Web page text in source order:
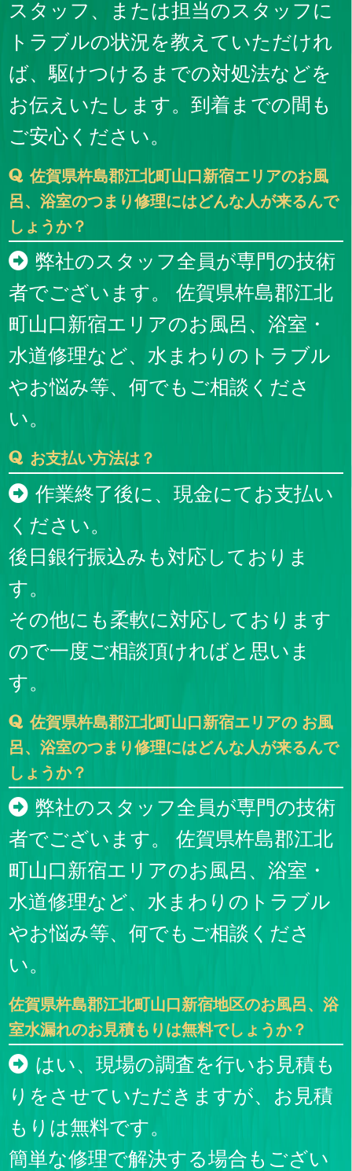
スタッフ、または担当のスタッフに
トラブルの状況を教えていただけれ
ば、駆けつけるまでの対処法などを
お伝えいたします。到着までの間も
ご安心ください。
佐賀県杵島郡江北町山口新宿エリアのお風
呂、浴室のつまり修理にはどんな人が来るんで
しょうか？
弊社のスタッフ全員が専門の技術
者でございます。 佐賀県杵島郡江北
町山口新宿エリアのお風呂、浴室・
水道修理など、水まわりのトラブル
やお悩み等、何でもご相談くださ
い。
お支払い方法は？
作業終了後に、現金にてお支払い
ください。
後日銀行振込みも対応しておりま
す。
その他にも柔軟に対応しております
ので一度ご相談頂ければと思いま
す。
佐賀県杵島郡江北町山口新宿エリアの お風
呂、浴室のつまり修理にはどんな人が来るんで
しょうか？
弊社のスタッフ全員が専門の技術
者でございます。 佐賀県杵島郡江北
町山口新宿エリアのお風呂、浴室・
水道修理など、水まわりのトラブル
やお悩み等、何でもご相談くださ
い。
佐賀県杵島郡江北町山口新宿地区のお風呂、浴
室水漏れのお見積もりは無料でしょうか？
はい、現場の調査を行いお見積も
りをさせていただきますが、お見積
もりは無料です。
簡単な修理で解決する場合もござい